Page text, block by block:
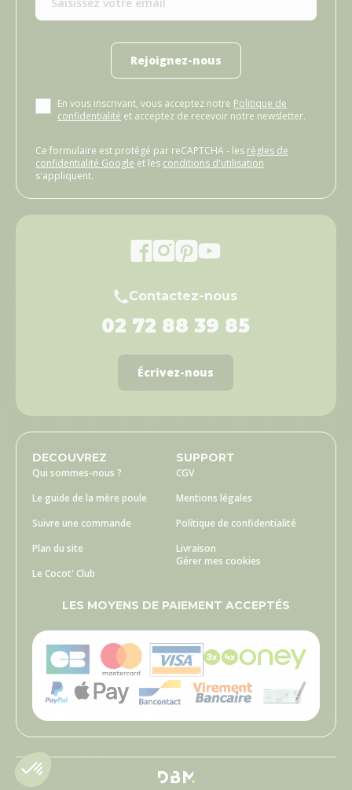
Rejoignez-nous
En vous inscrivant, vous acceptez notre Politique de
confidentialité et acceptez de recevoir notre newsletter.
Ce formulaire est protégé par reCAPTCHA - les règles de
confidentialité Google et les conditions d'utilisation
s'appliquent.
Contactez-nous
02 72 88 39 85
Écrivez-nous
DECOUVREZ
Qui sommes-nous ?
Le guide de la mère poule
Suivre une commande
Plan du site
Le Cocot' Club
SUPPORT
CGV
Mentions légales
Politique de confidentialité
Livraison
Gérer mes cookies
LES MOYENS DE PAIEMENT ACCEPTÉS